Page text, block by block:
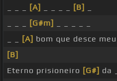
[A] [B]
[G#m]
[A] bom que desce
[B]
Eterno prisioneiro [G#] da _